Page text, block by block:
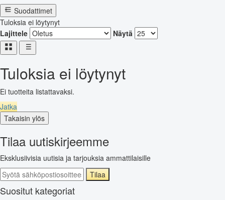
Suodattimet
Tuloksia ei löytynyt
Lajittele
Näytä
Tuloksia ei löytynyt
Ei tuotteita listattavaksi.
Jatka
Takaisin ylös
Tilaa uutiskirjeemme
Eksklusiivisia uutisia ja tarjouksia ammattilaisille
Tilaa
Suositut kategoriat